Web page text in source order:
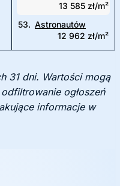
13 585 zł/m²
53. Astronautów
12 962 zł/m²
31 dni. Wartości mogą
ogłoszeń
informacje w